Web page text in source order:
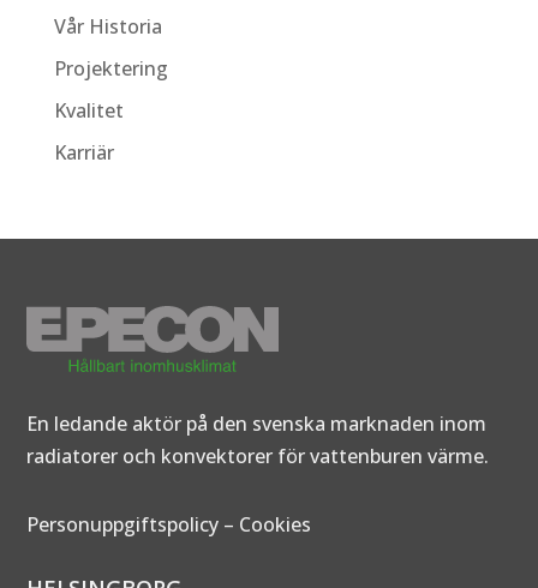
Vår Historia
Projektering
Kvalitet
Karriär
En ledande aktör på den svenska marknaden inom
radiatorer och konvektorer för vattenburen värme.
Personuppgiftspolicy – Cookies